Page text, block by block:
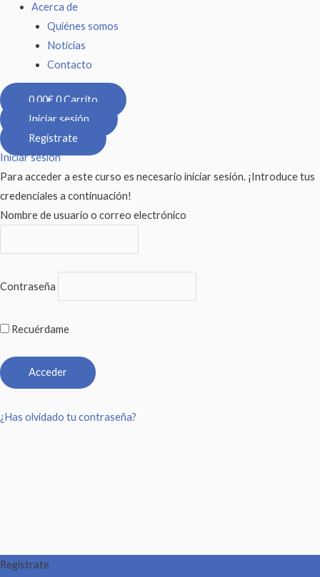
Acerca de
Quiénes somos
Noticias
Contacto
0,00€0Carrito
Iniciar sesión
Regístrate
Iniciar sesión
Para acceder a este curso es necesario iniciar sesión. ¡Introduce tus
credenciales a continuación!
Nombre de usuario o correo electrónico
Contraseña
Recuérdame
¿Has olvidado tu contraseña?
Regístrate